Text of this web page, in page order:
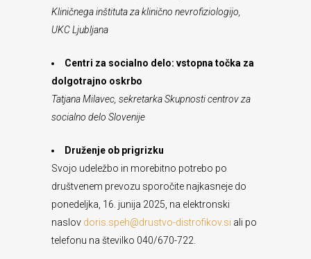
Kliničnega inštituta za klinično nevrofiziologijo,
UKC Ljubljana
Centri za socialno delo: vstopna točka za
dolgotrajno oskrbo
Tatjana Milavec, sekretarka Skupnosti centrov za
socialno delo Slovenije
Druženje ob prigrizku
Svojo udeležbo in morebitno potrebo po
društvenem prevozu sporočite najkasneje do
ponedeljka, 16. junija 2025, na elektronski
naslov doris.speh@drustvo-distrofikov.si ali po
telefonu na številko 040/670-722.